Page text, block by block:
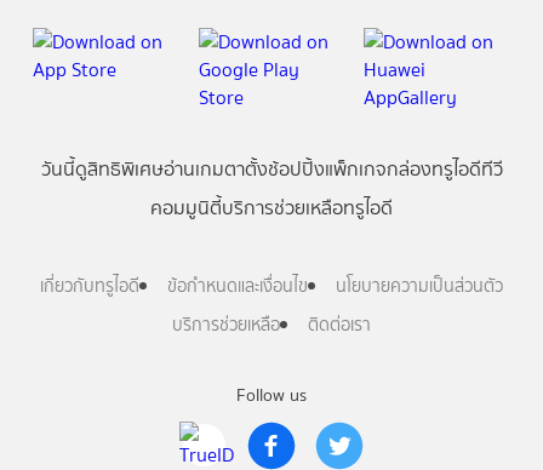
Follow us
วันนี้ดูสิทธิพิเศษอ่านเกมตาตั้งช้อปปิ้งแพ็กเกจกล่องทรูไอดีทีวี
คอมมูนิตี้บริการช่วยเหลือทรูไอดี
เกี่ยวกับทรูไอดี ข้อกำหนดและเงื่อนไข
นโยบายความเป็นส่วนตัว
บริการช่วยเหลือ
ติดต่อเรา